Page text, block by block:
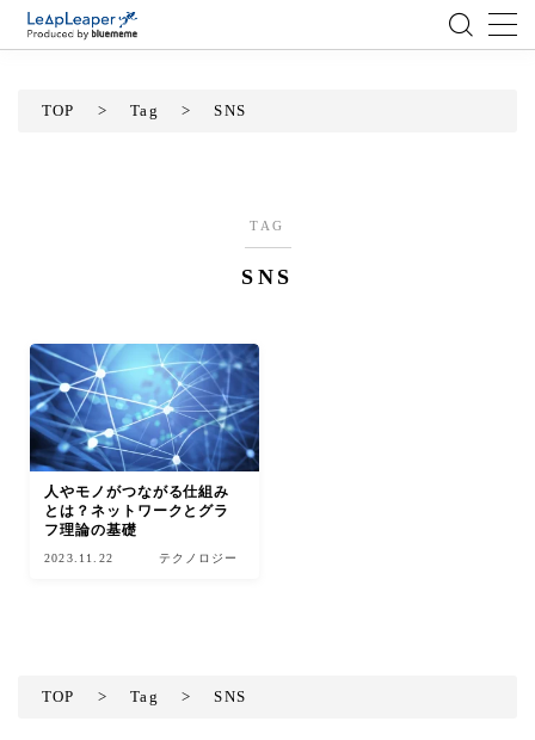
アジャイル
テクノロジー
BlueMeme
TOP > Tag > SNS
TAG
SNS
人やモノがつながる仕組み
とは？ネットワークとグラ
フ理論の基礎
2023.11.22 テクノロジー
TOP > Tag > SNS